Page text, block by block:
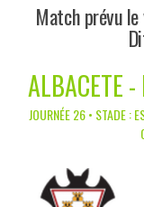
Match prévu
ALBACETE -
JOURNÉE 26 • STADE :